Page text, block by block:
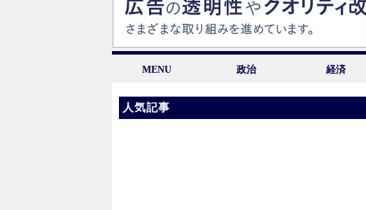
MENU 政治 経済
人気記事